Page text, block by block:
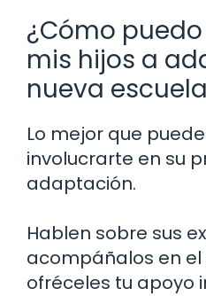
¿Cómo
mis hijos a
nueva
Lo mejor que
involucrarte en su
adaptación.
Hablen sobre sus
acompáñalos en
ofréceles tu apoyo